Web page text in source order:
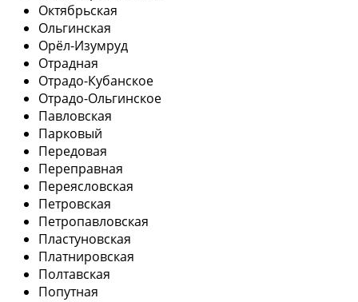
Октябрьская
Ольгинская
Орёл-Изумруд
Отрадная
Отрадо-Кубанское
Отрадо-Ольгинское
Павловская
Парковый
Передовая
Переправная
Переясловская
Петровская
Петропавловская
Пластуновская
Платнировская
Полтавская
Попутная